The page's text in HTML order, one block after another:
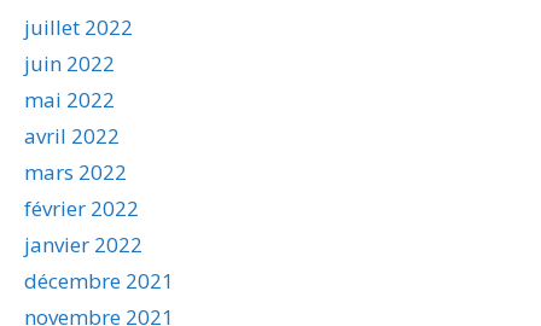
juillet 2022
juin 2022
mai 2022
avril 2022
mars 2022
février 2022
janvier 2022
décembre 2021
novembre 2021